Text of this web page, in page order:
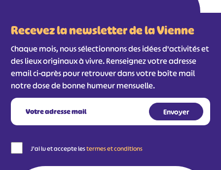
Recevez la newsletter de la Vienne
Chaque mois, nous sélectionnons des idées d'activités et
des lieux originaux à vivre. Renseignez votre adresse
email ci-après pour retrouver dans votre boîte mail
notre dose de bonne humeur mensuelle.
J'ai lu et accepte lestermes et conditions
#
#
#